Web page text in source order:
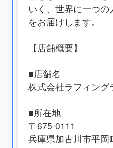
いく、世界に一つ
をお届けします。
【店舗概要】
■店舗名
株式会社ラフィング
■所在地
〒675-0111
兵庫県加古川市平岡